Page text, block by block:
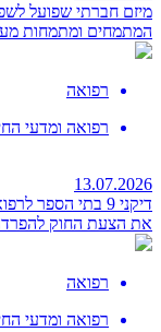
מיזם חברתי שפועל
המתמחים ומתמחות
רפואה
רפואה ומדעי
13.07.2026
דיקני 9 בתי
את הצעת החוק
רפואה
רפואה ומדעי